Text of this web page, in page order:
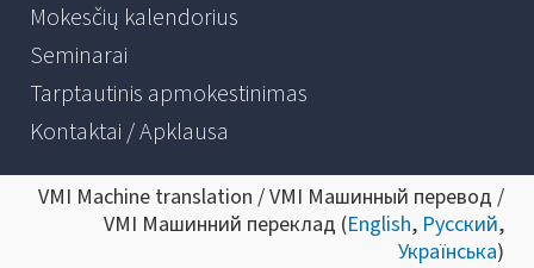
Mokesčių kalendorius
Seminarai
Tarptautinis apmokestinimas
Kontaktai / Apklausa
VMI Machine translation / VMI Машинный перевод /
VMI Машинний переклад (English, Русский,
Українська)